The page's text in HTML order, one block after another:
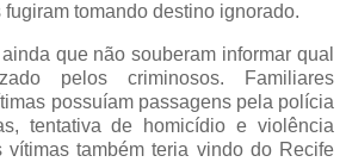
tomando destino ignorado.
que não souberam informar qual
pelos criminosos. Familiares
possuíam passagens pela polícia
tentativa de homicídio e violência
vítimas também teria vindo do Recife